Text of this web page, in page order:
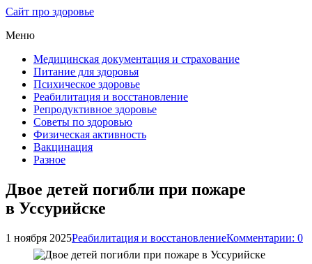
Сайт про здоровье
Меню
Медицинская документация и страхование
Питание для здоровья
Психическое здоровье
Реабилитация и восстановление
Репродуктивное здоровье
Советы по здоровью
Физическая активность
Вакцинация
Разное
Двое детей погибли при пожаре
в Уссурийске
1 ноября 2025Реабилитация и восстановлениеКомментарии: 0